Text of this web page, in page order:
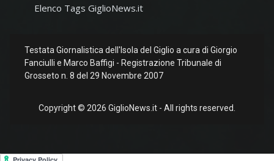
Elenco Tags GiglioNews.it
Testata Giornalistica dell'Isola del Giglio a cura di Giorgio
Fanciulli e Marco Baffigi - Registrazione Tribunale di
Grosseto n. 8 del 29 Novembre 2007
Copyright © 2026 GiglioNews.it - All rights reserved.